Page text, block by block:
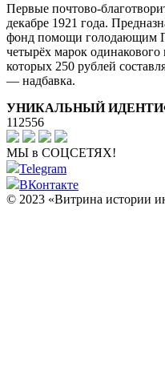
Первые почтово-
декабре 1921 года.
фонд помощи голодающим
четырёх марок
которых 250 рублей
— надбавка.
УНИКАЛЬНЫЙ
112556
МЫ в СОЦСЕТЯХ!
Telegram
ВКонтакте
© 2023 «Витрина истории